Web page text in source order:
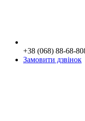
+38 (068) 88-68-
Замовити дзвінок